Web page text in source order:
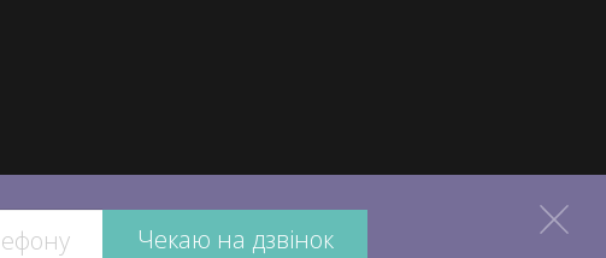
Чекаю на дзвінок